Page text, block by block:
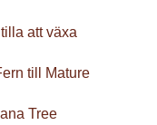
att växa
till Mature
Tree